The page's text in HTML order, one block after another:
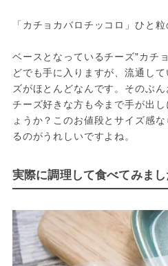
「カチョカバロチッコロ」ひと
ベースとなっているチーズ"カチ
どでも手に入りますが、流通し
ズがほとんどなんです。そのぶん
チーズ好きな方も今まで手が出
ょうか？このお値段とサイズ感
るのがうれしいですよね。
実際に調理して食べてみまし